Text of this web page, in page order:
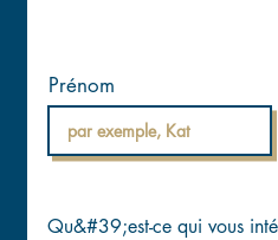
Prénom
Qu&#39;est-ce qui vous